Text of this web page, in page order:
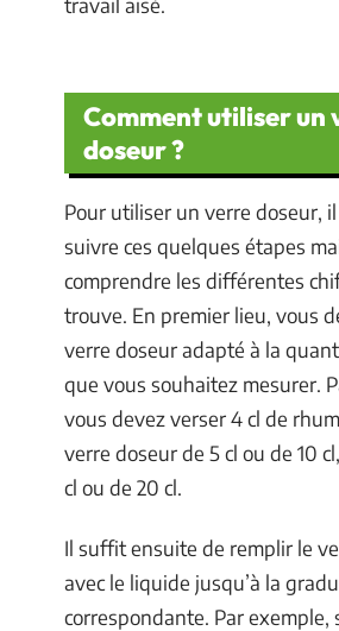
Comment utiliser un
doseur ?
Pour utiliser un verre doseur,
suivre ces quelques étapes
comprendre les différentes
trouve. En premier lieu, vous
verre doseur adapté à la
que vous souhaitez mesurer.
vous devez verser 4 cl de
verre doseur de 5 cl ou de 10
cl ou de 20 cl.
Il suffit ensuite de remplir le
avec le liquide jusqu’à la
correspondante. Par exemple,